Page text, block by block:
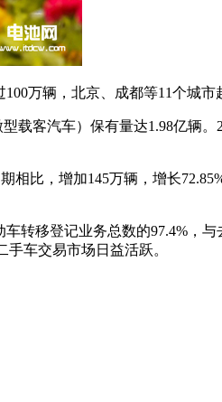
万辆，北京、成都等11个城市
载客汽车）保有量达1.98亿辆。
相比，增加145万辆，增长
转移登记业务总数的97.4%，
手车交易市场日益活跃。